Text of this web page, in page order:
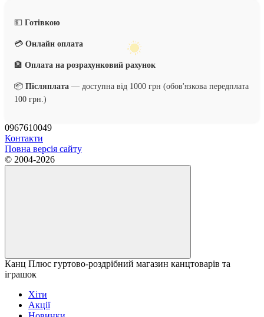
💵 Готівкою
💳 Онлайн оплата
🏦 Оплата на розрахунковий рахунок
📦 Післяплата — доступна від 1000 грн (обов'язкова передплата
100 грн.)
0967610049
Контакти
Повна версія сайту
© 2004-2026
Канц Плюс гуртово-роздрібний магазин канцтоварів та
іграшок
Хіти
Акції